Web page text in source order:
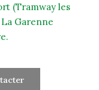
(Tramway les
Garenne